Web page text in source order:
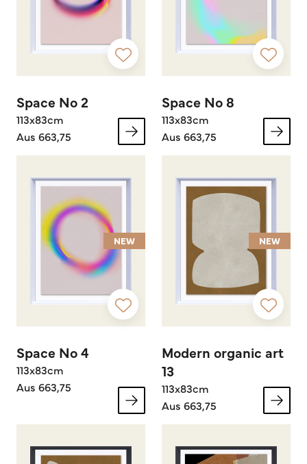
Space No 2
113x83cm
Aus 663,75
Space No 8
113x83cm
Aus 663,75
NEW
Space No 4
113x83cm
Aus 663,75
NEW
Modern organic art
13
113x83cm
Aus 663,75